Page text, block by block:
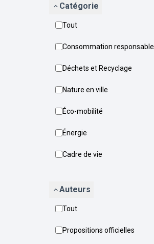
Catégorie
Tout
Consommation responsable
Déchets et Recyclage
Nature en ville
Éco-mobilité
Énergie
Cadre de vie
Auteurs
Tout
Propositions officielles